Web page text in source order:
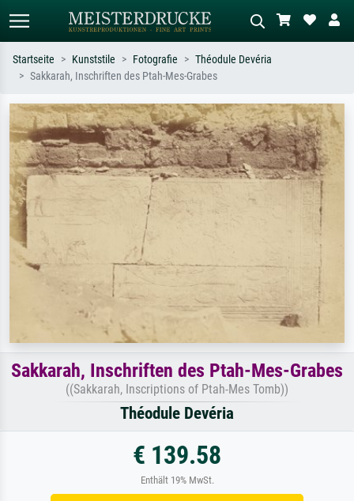
Suchen Sie nach Künstlern, Werktiteln
oder Stilen – z.B. Monet,
Sternennacht, Impressionismus, Welle
Hokusai, Akt.
Beschreiben Sie die Szene – z.B. Grüne
Wiese, Abstrakt mit viel Rot, Dunkles
Ölgemälde, Stehender Akt neben einem
Baum.
Startseite Kunststile Fotografie
Théodule Devéria
Sakkarah, Inschriften des Ptah-Mes-Grabes
Sakkarah, Inschriften des Ptah-Mes-Grabes
((Sakkarah, Inscriptions of Ptah-Mes Tomb))
Théodule Devéria
€ 139.58
Enthält 19% MwSt.